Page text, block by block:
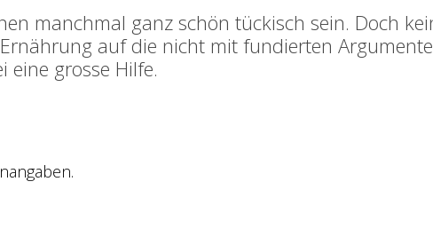
manchmal ganz schön tückisch sein. Doch
auf die nicht mit fundierten
eine grosse Hilfe.